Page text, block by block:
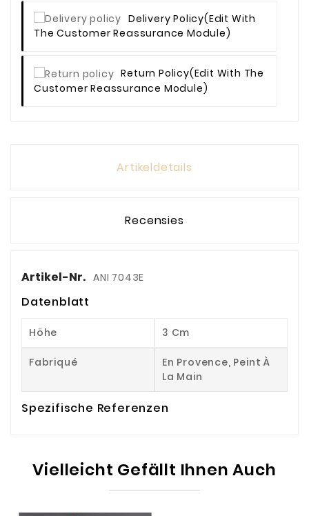
Delivery Policy(edit With
The Customer Reassurance Module)
Return Policy(edit With The
Customer Reassurance Module)
Artikeldetails
Recensies
Artikel-Nr. ANI 7043E
Datenblatt
Höhe 3 Cm
Fabriqué
En Provence, Peint À
La Main
Spezifische Referenzen
Vielleicht Gefällt Ihnen Auch